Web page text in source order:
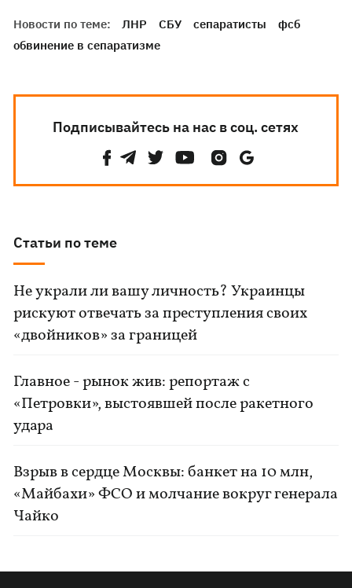
Новости по теме: ЛНР СБУ сепаратисты
фсб
обвинение в сепаратизме
Подписывайтесь на нас в соц. сетях
Статьи по теме
Не украли ли вашу личность? Украинцы
рискуют отвечать за преступления своих
«двойников» за границей
Главное - рынок жив: репортаж с
«Петровки», выстоявшей после ракетного
удара
Взрыв в сердце Москвы: банкет на 10 млн,
«Майбахи» ФСО и молчание вокруг генерала
Чайко